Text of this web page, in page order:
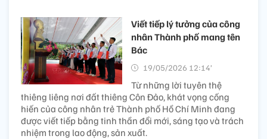
Viết tiếp lý tưởng của công
nhân Thành phố mang tên
Bác
19/05/2026 12:14’
Từ những lời tuyên thệ
thiêng liêng nơi đất thiêng Côn Đảo, khát vọng cống
hiến của công nhân trẻ Thành phố Hồ Chí Minh đang
được viết tiếp bằng tinh thần đổi mới, sáng tạo và trách
nhiệm trong lao động, sản xuất.